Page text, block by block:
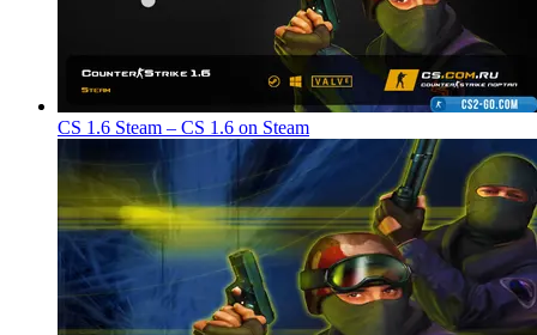
CS 1.6 Steam – CS 1.6 on Steam